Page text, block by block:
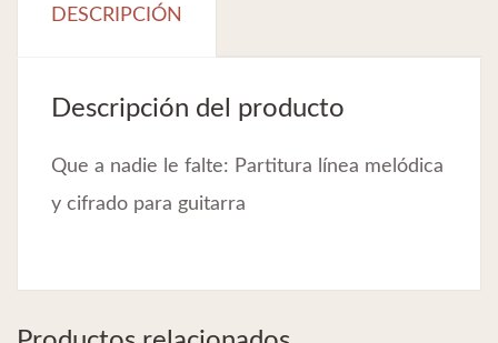
guitarra
DESCRIPCIÓN
Descripción del producto
Que a nadie le falte: Partitura línea melódica
y cifrado para guitarra